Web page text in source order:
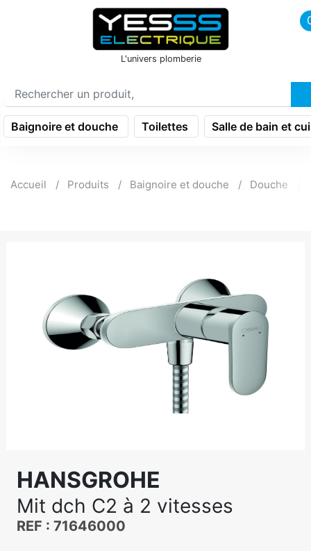
icon menu burger
L'univers plomberie
Baignoire et douche Toilettes Salle de bain et
Accueil Produits Baignoire et douche Douche
HANSGROHE
Mit dch C2 à 2 vitesses
REF : 71646000